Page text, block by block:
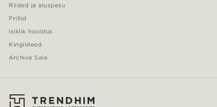
Riided ja aluspesu
Prillid
Isiklik hooldus
Kingiideed
Archive Sale